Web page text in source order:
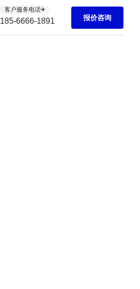
客户服务电话
185-6666-1891 报价咨询